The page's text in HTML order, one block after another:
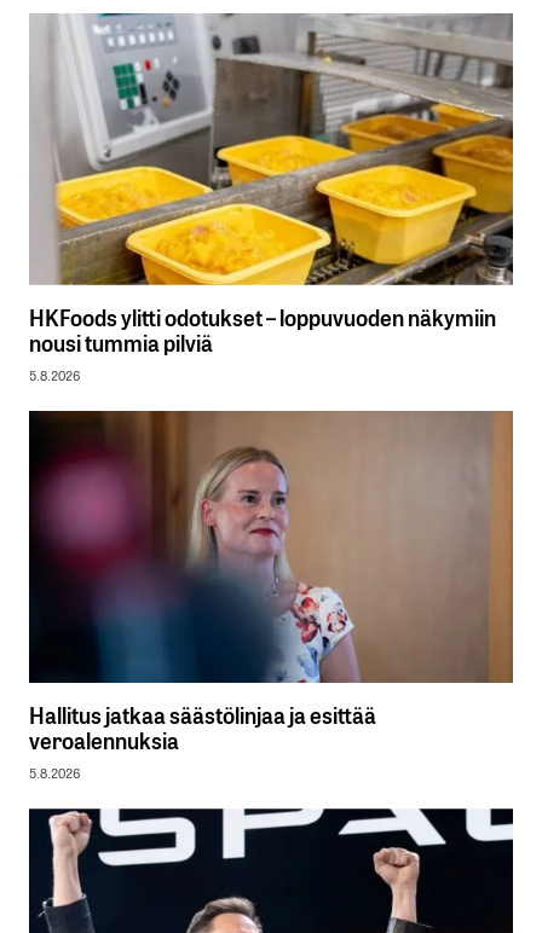
HKFoods ylitti odotukset – loppuvuoden näkymiin
nousi tummia pilviä
5.8.2026
Hallitus jatkaa säästölinjaa ja esittää
veroalennuksia
5.8.2026